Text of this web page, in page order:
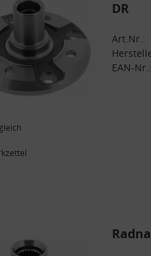
DR
Art.Nr.:
EAN-Nr.:
Verwendung genauer Standortdaten
Endgeräteeigenschaften zur